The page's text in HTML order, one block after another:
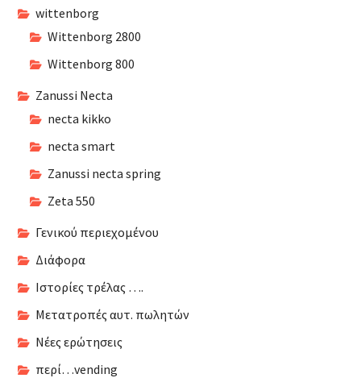
wittenborg
Wittenborg 2800
Wittenborg 800
Zanussi Necta
necta kikko
necta smart
Zanussi necta spring
Zeta 550
Γενικού περιεχομένου
Διάφορα
Ιστορίες τρέλας ….
Μετατροπές αυτ. πωλητών
Νέες ερώτησεις
περί…vending